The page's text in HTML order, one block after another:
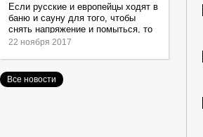
Если русские и европейцы ходят в
баню и сауну для того, чтобы
снять напряжение и помыться, то
жители Японии идут туда за
22 ноября 2017
Все новости